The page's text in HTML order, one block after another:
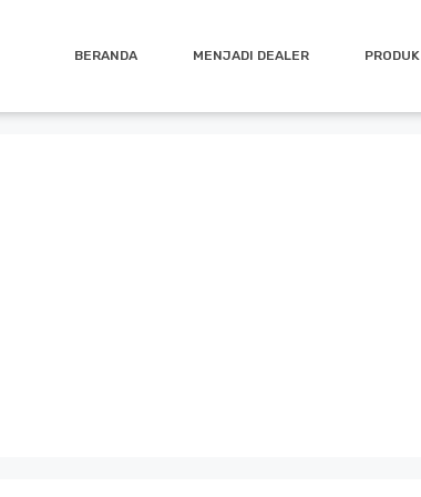
BERANDA MENJADI DEALER PRODUK